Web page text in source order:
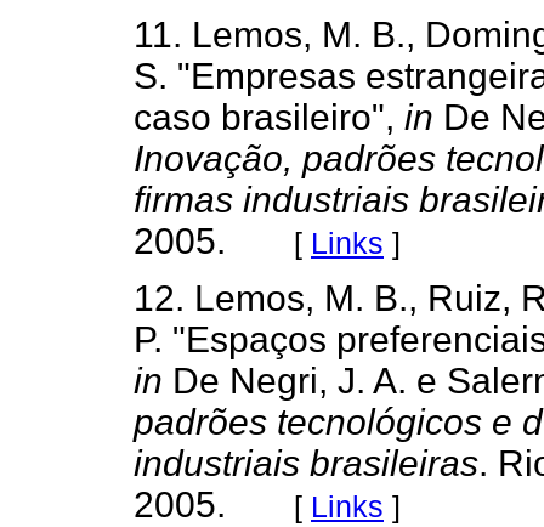
11. Lemos, M. B.,
S. "Empresas
caso brasileiro", in De
Inovação, padrões
firmas industriais
2005. [ Links ]
12. Lemos, M. B., Ruiz,
P. "Espaços
in De Negri, J. A. e
padrões tecnológicos e
industriais brasileiras.
2005. [ Links ]